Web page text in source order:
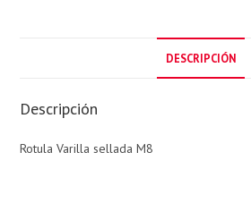
k
dI
n
l
DESCRIPCIÓN
Descripción
Rotula Varilla sellada M8